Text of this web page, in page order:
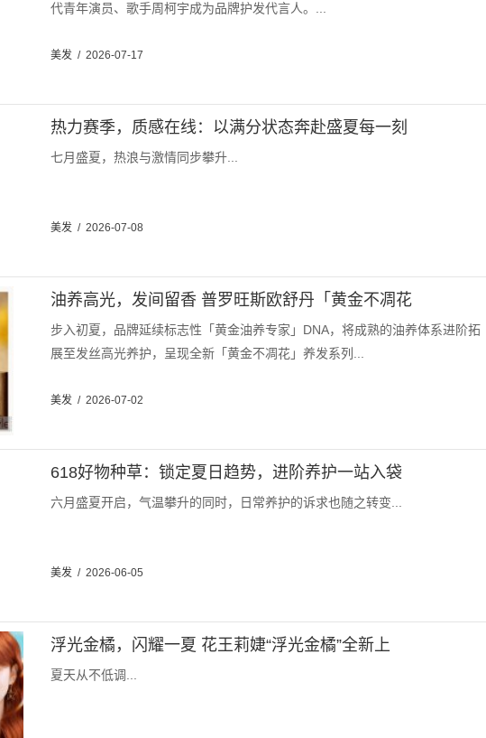
代青年演员、歌手周柯宇成为品牌护发代言人。...
美发 / 2026-07-17
热力赛季，质感在线：以满分状态奔赴盛夏每一刻
七月盛夏，热浪与激情同步攀升...
美发 / 2026-07-08
油养高光，发间留香 普罗旺斯欧舒丹「黄金不凋花
步入初夏，品牌延续标志性「黄金油养专家」DNA，将成熟的油养体系进阶拓
展至发丝高光养护，呈现全新「黄金不凋花」养发系列...
美发 / 2026-07-02
618好物种草：锁定夏日趋势，进阶养护一站入袋
六月盛夏开启，气温攀升的同时，日常养护的诉求也随之转变...
美发 / 2026-06-05
浮光金橘，闪耀一夏 花王莉婕“浮光金橘”全新上
夏天从不低调...